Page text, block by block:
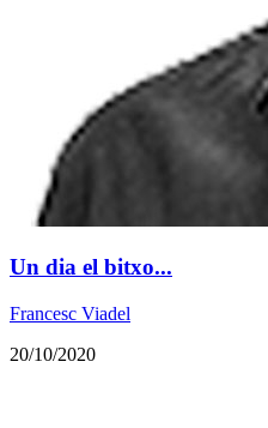
Un dia el bitxo...
Francesc Viadel
20/10/2020